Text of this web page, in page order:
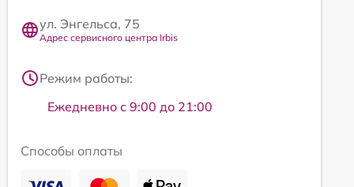
ул. Энгельса, 75
Адрес сервисного центра Irbis
Режим работы:
Ежедневно с 9:00 до 21:00
Способы оплаты